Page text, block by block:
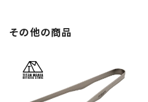
その他の商品